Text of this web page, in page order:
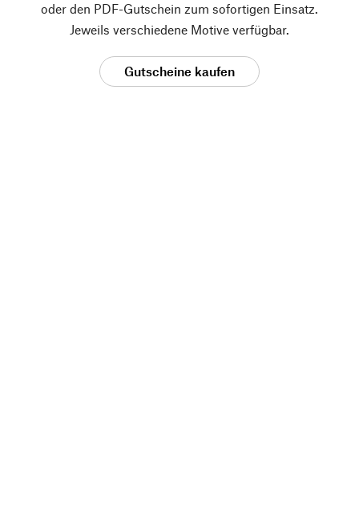
oder den PDF-Gutschein zum sofortigen Einsatz.
Jeweils verschiedene Motive verfügbar.
Gutscheine kaufen